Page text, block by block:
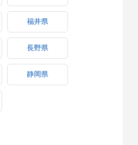
福井県
長野県
静岡県